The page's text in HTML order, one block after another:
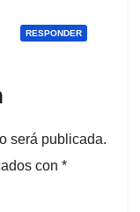
RESPONDER
será publicada.
con *